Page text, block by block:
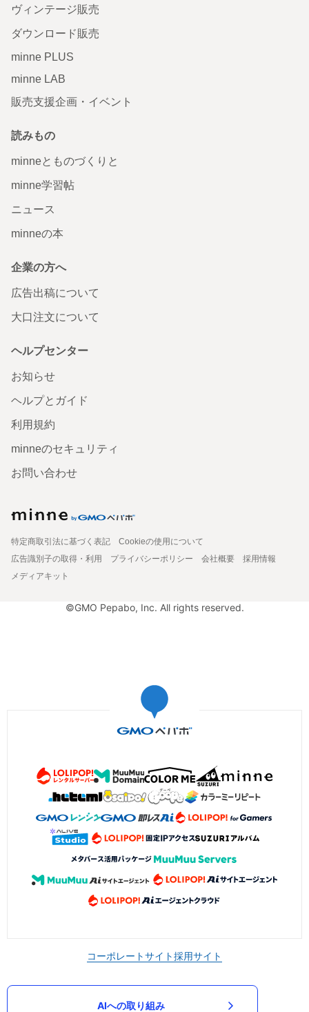
ヴィンテージ販売
ダウンロード販売
minne PLUS
minne LAB
販売支援企画・イベント
読みもの
minneとものづくりと
minne学習帖
ニュース
minneの本
企業の方へ
広告出稿について
大口注文について
ヘルプセンター
お知らせ
ヘルプとガイド
利用規約
minneのセキュリティ
お問い合わせ
特定商取引法に基づく表記
Cookieの使用について
広告識別子の取得・利用
プライバシーポリシー 会社概要
採用情報
メディアキット
©GMO Pepabo, Inc. All rights reserved.
コーポレートサイト採用サイト
AIへの取り組み